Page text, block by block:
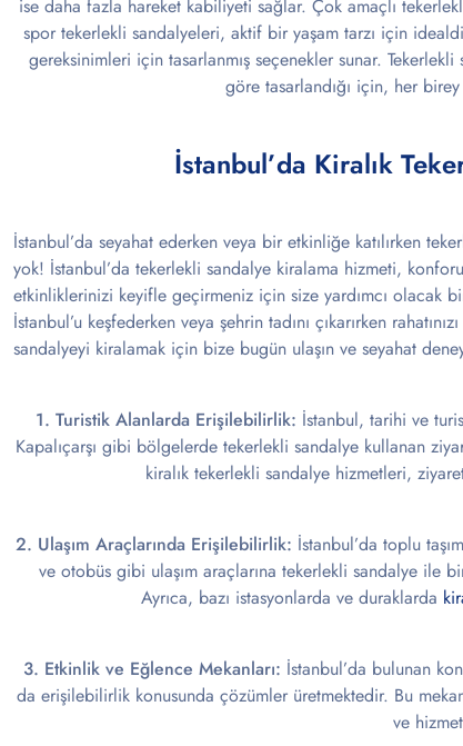
ise daha fazla hareket kabiliyeti sağlar. Çok amaçlı
spor tekerlekli sandalyeleri, aktif bir yaşam tarzı için
gereksinimleri için tasarlanmış seçenekler sunar.
göre tasarlandığı için, her
İstanbul’da Kiralık
İstanbul’da seyahat ederken veya bir etkinliğe katılırken
yok! İstanbul’da tekerlekli sandalye kiralama hizmeti,
etkinliklerinizi keyifle geçirmeniz için size yardımcı olacak
İstanbul’u keşfederken veya şehrin tadını çıkarırken
sandalyeyi kiralamak için bize bugün ulaşın ve seyahat
1. Turistik Alanlarda Erişilebilirlik: İstanbul, tarihi ve
Kapalıçarşı gibi bölgelerde tekerlekli sandalye kullanan
kiralık tekerlekli sandalye hizmetleri,
2. Ulaşım Araçlarında Erişilebilirlik: İstanbul’da toplu
ve otobüs gibi ulaşım araçlarına tekerlekli sandalye ile
Ayrıca, bazı istasyonlarda ve duraklarda
3. Etkinlik ve Eğlence Mekanları: İstanbul’da bulunan
da erişilebilirlik konusunda çözümler üretmektedir. Bu
ve